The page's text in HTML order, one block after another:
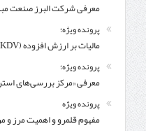
معرفی شركت البرز صنعت
پرونده ویژه؛
مالیات بر ارزش افزوده (KDV) در ترکیه
پرونده ویژه؛
معرفی «مرکز بررسی‌های
پرونده ویژه
مفهوم قلمرو و اهمیت مرز و